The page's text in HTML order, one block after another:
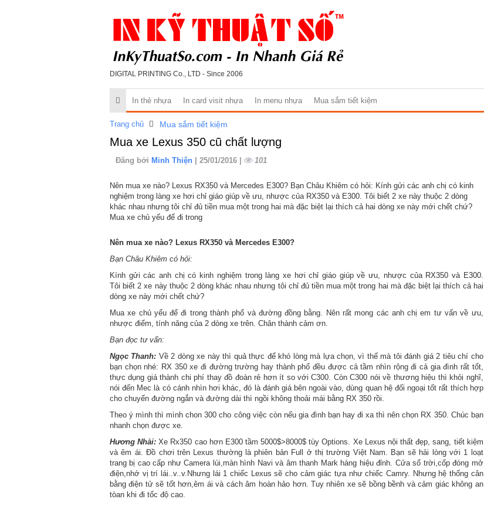
DIGITAL PRINTING Co., LTD - Since 2006
In thẻ nhựa In card visit nhựa In menu nhựa Mua sắm tiết kiệm
Trang chủ Mua sắm tiết kiệm
Mua xe Lexus 350 cũ chất lượng
Đăng bởi Minh Thiện | 25/01/2016 | 101
Nên mua xe nào? Lexus RX350 và Mercedes E300? Bạn Châu Khiêm có hỏi: Kính gửi các anh chị có kinh
nghiệm trong làng xe hơi chỉ giáo giúp về ưu, nhược của RX350 và E300. Tôi biết 2 xe này thuộc 2 dòng
khác nhau nhưng tôi chỉ đủ tiền mua một trong hai mà đặc biệt lại thích cả hai dòng xe này mới chết chứ?
Mua xe chủ yếu để đi trong
Nên mua xe nào? Lexus RX350 và Mercedes E300?
Bạn Châu Khiêm có hỏi:
Kính gửi các anh chị có kinh nghiệm trong làng xe hơi chỉ giáo giúp về ưu, nhược của RX350 và E300.
Tôi biết 2 xe này thuộc 2 dòng khác nhau nhưng tôi chỉ đủ tiền mua một trong hai mà đặc biệt lại thích cả hai
dòng xe này mới chết chứ?
Mua xe chủ yếu để đi trong thành phố và đường đồng bằng. Nên rất mong các anh chị em tư vấn về ưu,
nhược điểm, tính năng của 2 dòng xe trên. Chân thành cảm ơn.
Bạn đọc tư vấn:
Ngọc Thanh: Về 2 dòng xe này thì quả thực để khó lòng mà lựa chọn, vì thế mà tôi đánh giá 2 tiêu chí cho
bạn chọn nhé: RX 350 xe đi đường trường hay thành phố đều được cả tầm nhìn rộng đi cả gia đình rất tốt,
thực dụng giá thành chi phí thay đồ đoàn rẻ hơn ít so với C300. Còn C300 nói về thương hiệu thì khỏi nghĩ,
nói đến Mec là có cánh nhìn hơi khác, đó là đánh giá bên ngoài vào, dùng quan hệ đối ngoại tốt rất thích hợp
cho chuyến đường ngắn và đường dài thì ngồi không thoải mái bằng RX 350 rồi.
Theo ý mình thì mình chon 300 cho công việc còn nếu gia đình bạn hay đi xa thì nên chọn RX 350. Chúc bạn
nhanh chọn được xe.
Hương Nhài: Xe Rx350 cao hơn E300 tầm 5000$>8000$ tùy Options. Xe Lexus nội thất đẹp, sang, tiết kiệm
và êm ái. Đồ chơi trên Lexus thường là phiên bản Full ở thị trường Việt Nam. Bạn sẽ hải lòng với 1 loạt
trang bị cao cấp như Camera lùi,màn hình Navi và âm thanh Mark hàng hiệu đỉnh. Cửa sổ trời,cốp đóng mở
điện,nhớ vị trí lái..v..v.Nhưng lái 1 chiếc Lexus sẽ cho cảm giác tựa như chiếc Camry. Nhưng hệ thống cân
bằng điện tử sẽ tốt hơn,êm ái và cách âm hoàn hảo hơn. Tuy nhiên xe sẽ bồng bềnh và cảm giác không an
tòan khi đi tốc độ cao.